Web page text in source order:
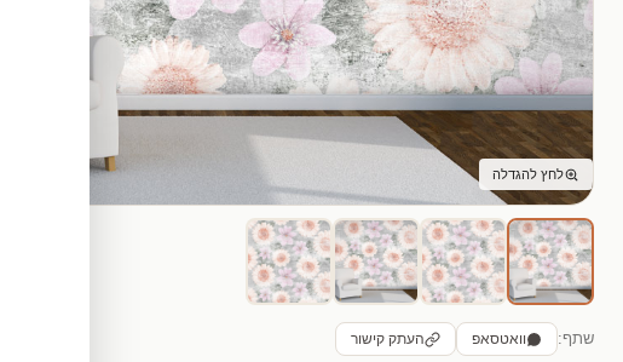
לחץ להגדלה
שתף: וואטסאפ העתק קישור